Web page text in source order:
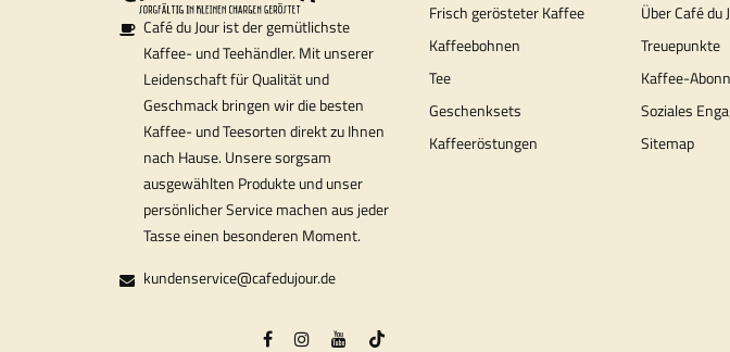
Café du Jour ist der gemütlichste
Kaffee- und Teehändler. Mit unserer
Leidenschaft für Qualität und
Geschmack bringen wir die besten
Kaffee- und Teesorten direkt zu Ihnen
nach Hause. Unsere sorgsam
ausgewählten Produkte und unser
persönlicher Service machen aus jeder
Tasse einen besonderen Moment.
kundenservice@cafedujour.de
Frisch gerösteter Kaffee
Kaffeebohnen
Tee
Geschenksets
Kaffeeröstungen
Über Café du
Treuepunkte
Kaffee-
Soziales
Sitemap